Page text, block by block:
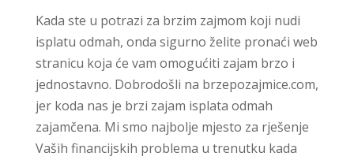
Kada ste u potrazi za brzim zajmom koji nudi
isplatu odmah, onda sigurno želite pronaći web
stranicu koja će vam omogućiti zajam brzo i
jednostavno. Dobrodošli na brzepozajmice.com,
jer koda nas je brzi zajam isplata odmah
zajamčena. Mi smo najbolje mjesto za rješenje
Vaših financijskih problema u trenutku kada